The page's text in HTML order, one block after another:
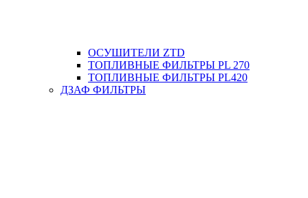
ОСУШИТЕЛИ ZTD
ТОПЛИВНЫЕ ФИЛЬТРЫ PL 270
ТОПЛИВНЫЕ ФИЛЬТРЫ PL420
ДЗАФ ФИЛЬТРЫ